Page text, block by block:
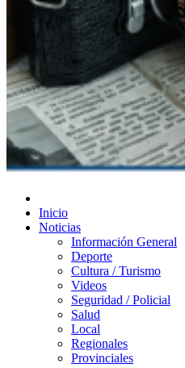
Diario de Las Varillas
Inicio
Noticias
Información General
Deporte
Cultura / Turismo
Videos
Seguridad / Policial
Salud
Local
Regionales
Provinciales